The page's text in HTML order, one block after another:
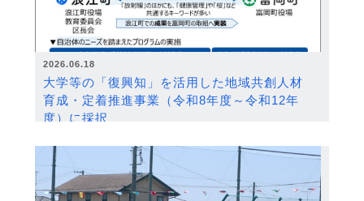
2026.06.18
大学等の「復興知」を活用した地域共創人材
育成・定着推進事業（令和8年度～令和12年
度）に採択